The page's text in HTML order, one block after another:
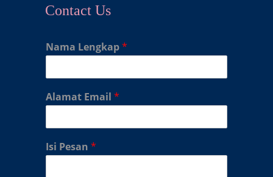
Contact Us
Nama Lengkap*
Alamat Email *
Isi Pesan *